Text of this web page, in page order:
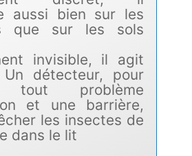
aussi bien sur les
que sur les sols
invisible, il agit
détecteur, pour
tout problème
et une barrière,
les insectes de
dans le lit